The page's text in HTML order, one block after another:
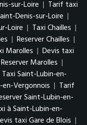
sur-Loire | Tarif taxi
Denis-sur-Loire |
Loire | Taxi Chailles |
| Reserver Chailles |
Marolles | Devis taxi
Reserver Marolles |
Taxi Saint-Lubin-en-
Vergonnois | Tarif
Saint-Lubin-en-
à Saint-Lubin-en-
taxi Gare de Blois |